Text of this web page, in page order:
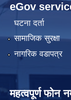
eGov
घटना दर्ता
सामाजिक सुरक्षा
नागरिक वडापत्र
महत्वपूर्ण फोन